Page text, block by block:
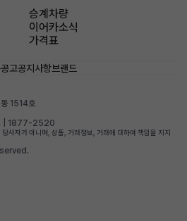
승계차량
이어카소식
가격표
고공지사항브랜드
1514호
| 1877-2520
사자가 아니며, 상품, 거래정보, 거래에 대하여 책임을 지지